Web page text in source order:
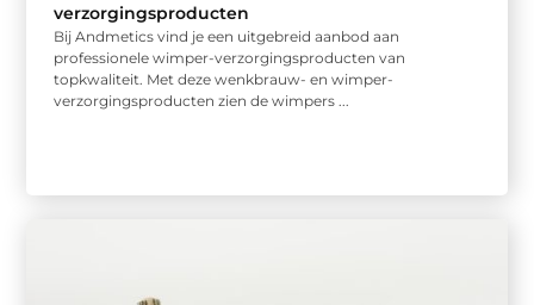
verzorgingsproducten
Bij Andmetics vind je een uitgebreid aanbod aan
professionele wimper-verzorgingsproducten van
topkwaliteit. Met deze wenkbrauw- en wimper-
verzorgingsproducten zien de wimpers ...